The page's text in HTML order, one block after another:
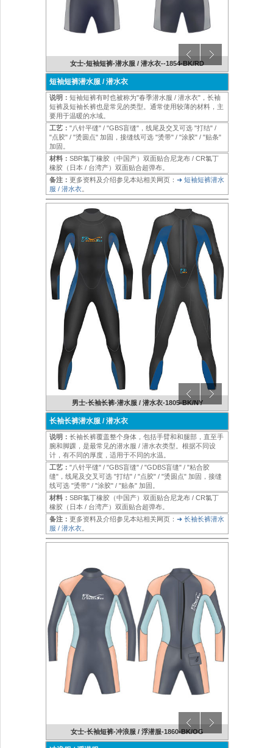
女士-短袖短裤-潜水服 / 潜水衣--1854-BK/RD
短袖短裤潜水服 / 潜水衣
说明： 短袖短裤有时也被称为"春季潜水服 / 潜水衣"，长袖
短裤及短袖长裤也是常见的类型。通常使用较薄的材料，主
要用于温暖的水域。
工艺： "八针平缝" / "GBS盲缝"，线尾及交叉可选 "打结" /
"点胶" / "烫圆点" 加固，接缝线可选 "烫带" / "涂胶" / "贴条"
加固。
材料： SBR氯丁橡胶（中国产）双面贴合尼龙布 / CR氯丁
橡胶（日本 / 台湾产）双面贴合超弹布。
备注： 更多资料及介绍参见本站相关网页： ➜ 短袖短裤潜水
服 / 潜水衣
男士-长袖长裤-潜水服 / 潜水衣-1805-BK/NY
长袖长裤潜水服 / 潜水衣
说明： 长袖长裤覆盖整个身体，包括手臂和和腿部，直至手
腕和脚踝，是最常见的潜水服 / 潜水衣类型。根据不同设
计，有不同的厚度，适用于不同的水温。
工艺： "八针平缝" / "GBS盲缝" / "GDBS盲缝" / "粘合胶
缝"，线尾及交叉可选 "打结" / "点胶" / "烫圆点" 加固，接缝
线可选 "烫带" / "涂胶" / "贴条" 加固。
材料： SBR氯丁橡胶（中国产）双面贴合尼龙布 / CR氯丁
橡胶（日本 / 台湾产）双面贴合超弹布。
备注： 更多资料及介绍参见本站相关网页： ➜ 长袖长裤潜水
服 / 潜水衣
女士-长袖短裤-冲浪服 / 浮潜服-1860-BK/OG